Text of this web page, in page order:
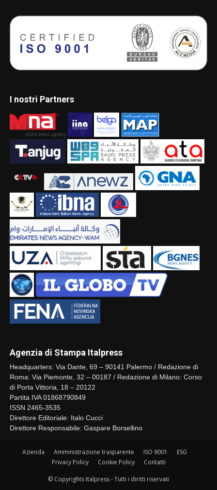
I nostri Partners
Agenzia di Stampa Italpress
Headquarters: Via Dante, 69 – 90141 Palermo / Redazione di
Roma: Via Piemonte, 32 – 00187 / Redazione di Milano: Corso
di Porta Vittoria, 18 – 20122
Partita IVA 01868790849
ISSN 2465-3535
Direttore Editoriale: Italo Cucci
Direttore Responsabile: Gaspare Borsellino
Azienda Amministrazione trasparente ISO 9001
ESG
Privacy Policy
Cookie Policy Contatti
© Copyrights Italpress - Tutti i diritti riservati